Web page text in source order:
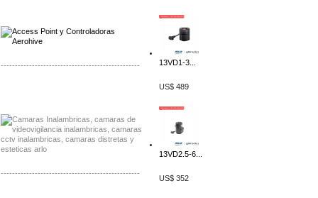
-------------------------------------------------
-------------------------------------------------
13VD1-3...
US$ 489
13VD2.5-6...
US$ 352